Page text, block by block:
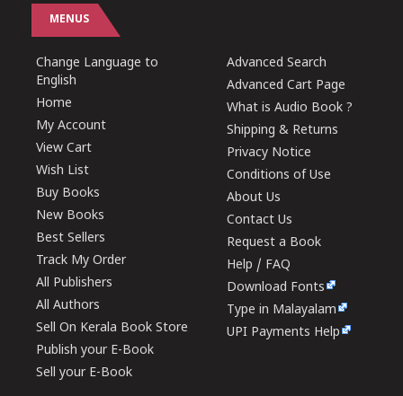
MENUS
Change Language to
English
Home
My Account
View Cart
Wish List
Buy Books
New Books
Best Sellers
Track My Order
All Publishers
All Authors
Sell On Kerala Book Store
Publish your E-Book
Sell your E-Book
Advanced Search
Advanced Cart Page
What is Audio Book ?
Shipping & Returns
Privacy Notice
Conditions of Use
About Us
Contact Us
Request a Book
Help / FAQ
Download Fonts
Type in Malayalam
UPI Payments Help